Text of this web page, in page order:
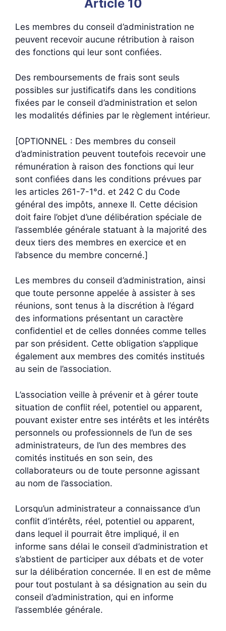
Article 10
Les membres du conseil d’administration ne
peuvent recevoir aucune rétribution à raison
des fonctions qui leur sont confiées.
Des remboursements de frais sont seuls
possibles sur justificatifs dans les conditions
fixées par le conseil d’administration et selon
les modalités définies par le règlement intérieur.
[OPTIONNEL : Des membres du conseil
d’administration peuvent toutefois recevoir une
rémunération à raison des fonctions qui leur
sont confiées dans les conditions prévues par
les articles 261-7-1°d. et 242 C du Code
général des impôts, annexe II. Cette décision
doit faire l’objet d’une délibération spéciale de
l’assemblée générale statuant à la majorité des
deux tiers des membres en exercice et en
l’absence du membre concerné.]
Les membres du conseil d’administration, ainsi
que toute personne appelée à assister à ses
réunions, sont tenus à la discrétion à l’égard
des informations présentant un caractère
confidentiel et de celles données comme telles
par son président. Cette obligation s’applique
également aux membres des comités institués
au sein de l’association.
L’association veille à prévenir et à gérer toute
situation de conflit réel, potentiel ou apparent,
pouvant exister entre ses intérêts et les intérêts
personnels ou professionnels de l’un de ses
administrateurs, de l’un des membres des
comités institués en son sein, des
collaborateurs ou de toute personne agissant
au nom de l’association.
Lorsqu’un administrateur a connaissance d’un
conflit d’intérêts, réel, potentiel ou apparent,
dans lequel il pourrait être impliqué, il en
informe sans délai le conseil d’administration et
s’abstient de participer aux débats et de voter
sur la délibération concernée. Il en est de même
pour tout postulant à sa désignation au sein du
conseil d’administration, qui en informe
l’assemblée générale.